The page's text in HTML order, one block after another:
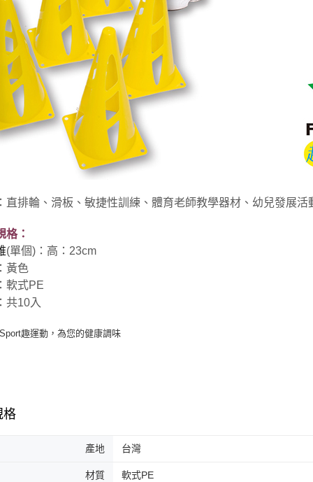
直排輪、滑板、敏捷性訓練、體育老師教學器材、幼兒發展活
格：
(單個)：高：23cm
黃色
軟式PE
共10入
格
產地 台灣
材質 軟式PE